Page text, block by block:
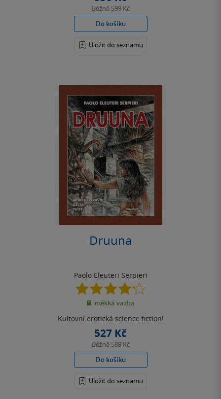
Běžně 599 Kč
Do košíku
Uložit do seznamu
Druuna
Paolo Eleuteri Serpieri
4.2
z
5
měkká vazba
Kultovní erotická science fiction!
527 Kč
Běžně 589 Kč
Do košíku
Uložit do seznamu